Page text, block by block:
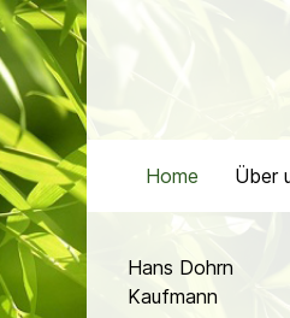
Home Über
Hans Dohrn
Kaufmann